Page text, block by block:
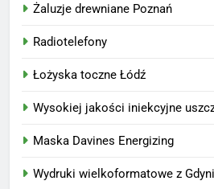
Żaluzje drewniane Poznań
Radiotelefony
Łożyska toczne Łódź
Wysokiej jakości iniekcyjne
Maska Davines Energizing
Wydruki wielkoformatowe z Gdyni